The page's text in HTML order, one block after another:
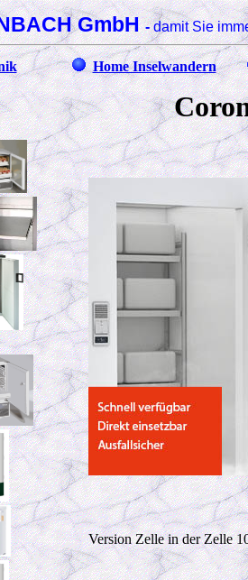
GmbH-damit Sie
Home Inselwandern
Version Zelle in der Zelle